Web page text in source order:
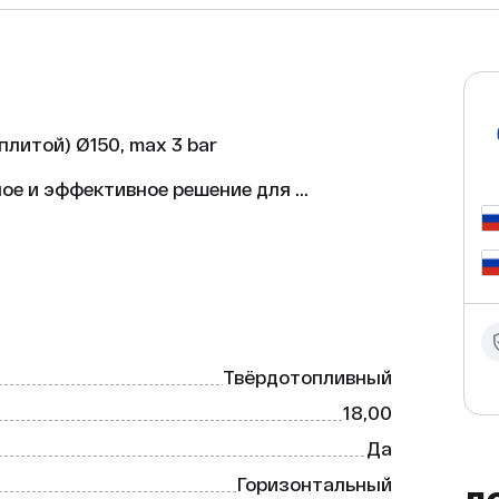
Ø150, max 3 bar
и эффективное решение для
использовать его не только для
Твёрдотопливный
18,00
Да
Горизонтальный